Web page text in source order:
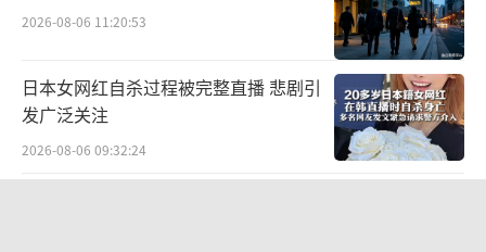
2026-08-06 11:20:53
日本女网红自杀过程被完整直播 悲剧引
发广泛关注
2026-08-06 09:32:24